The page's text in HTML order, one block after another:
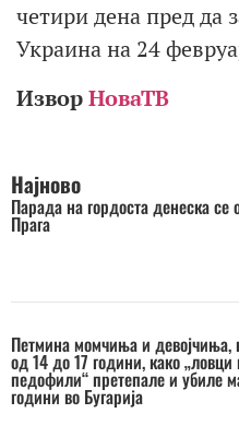
четири дена пред да
Украина на 24
ИзворНоваТВ
Најново
Парада на гордоста денеска се
Прага
Петмина момчиња и девојчиња,
од 14 до 17 години, како „ловци
педофили“ претепале и убиле
години во Бугарија